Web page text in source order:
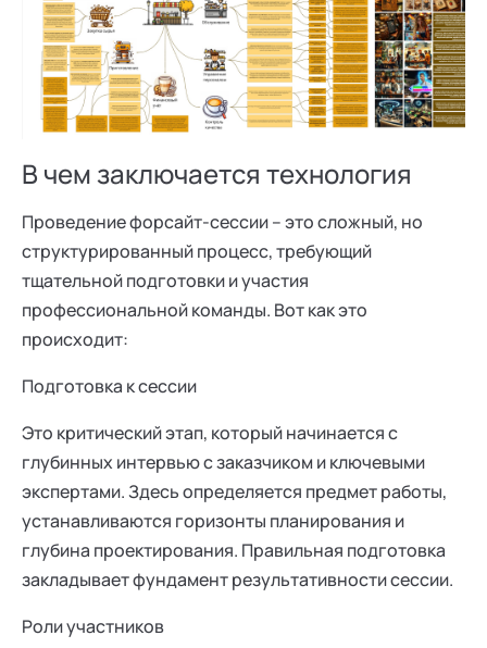
В чем заключается технология
Проведение форсайт-сессии – это сложный, но
структурированный процесс, требующий
тщательной подготовки и участия
профессиональной команды. Вот как это
происходит:
Подготовка к сессии
Это критический этап, который начинается с
глубинных интервью с заказчиком и ключевыми
экспертами. Здесь определяется предмет работы,
устанавливаются горизонты планирования и
глубина проектирования. Правильная подготовка
закладывает фундамент результативности сессии.
Роли участников